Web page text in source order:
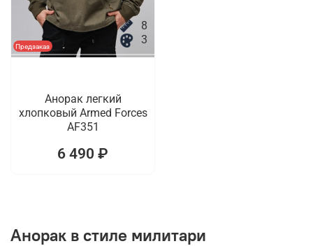
Предзаказ
8
3
Анорак легкий
хлопковый Armed Forces
AF351
6 490 ₽
Анорак в стиле милитари